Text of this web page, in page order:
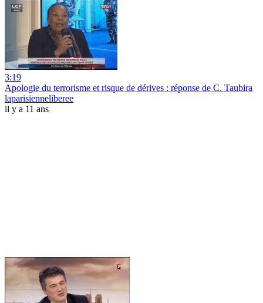
3:19
Apologie du terrorisme et risque de dérives : réponse de C. Taubira
laparisienneliberee
il y a 11 ans